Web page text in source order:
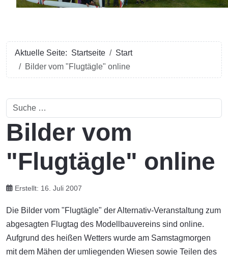
Aktuelle Seite: Startseite
Start
Bilder vom "Flugtägle" online
Suchen
Bilder vom
"Flugtägle" online
Erstellt: 16. Juli 2007
Die Bilder vom "Flugtägle" der Alternativ-Veranstaltung zum
abgesagten Flugtag des Modellbauvereins sind online.
Aufgrund des heißen Wetters wurde am Samstagmorgen
mit dem Mähen der umliegenden Wiesen sowie Teilen des